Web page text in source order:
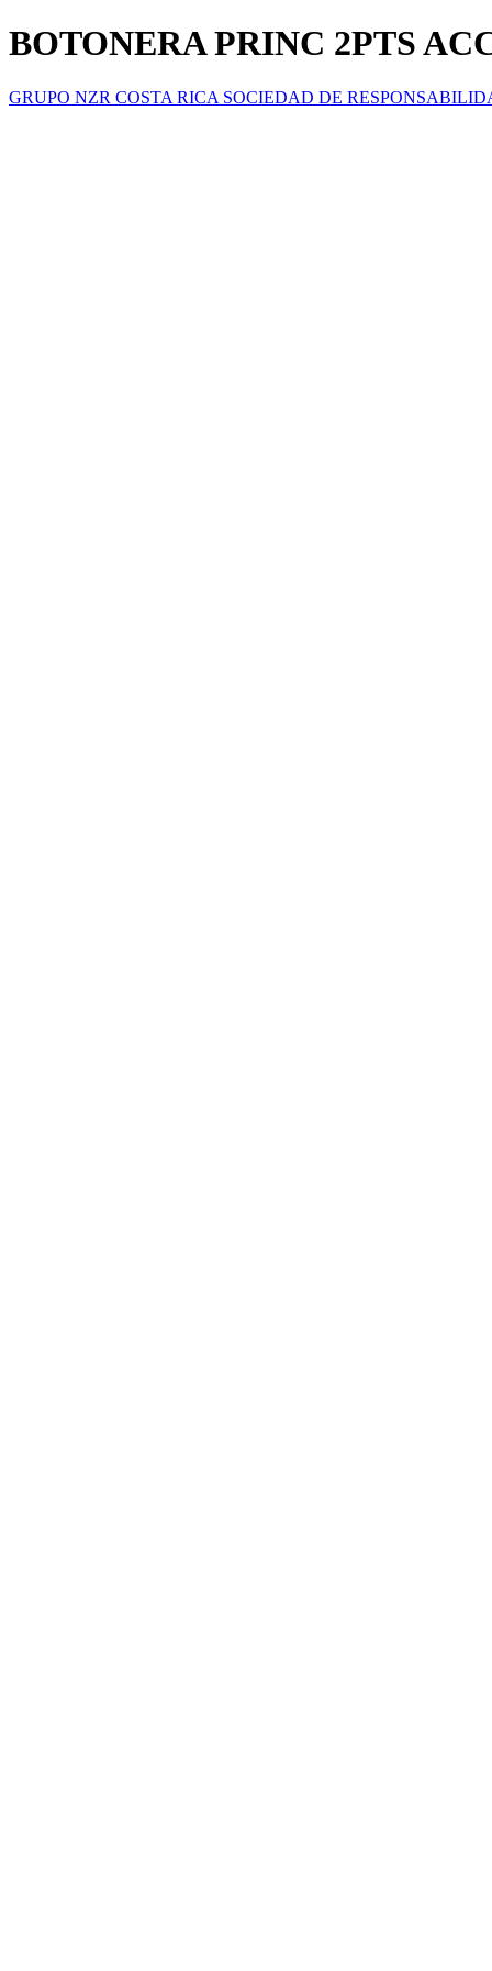
BOTONERA PRINC 2PTS
GRUPO NZR COSTA RICA SOCIEDAD DE